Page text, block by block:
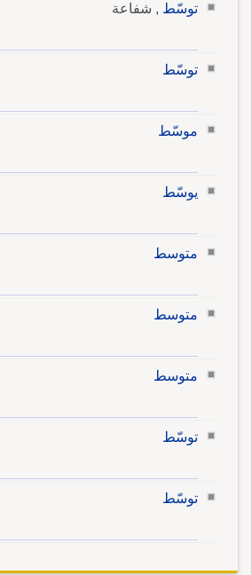
توسّط , شفاعة
توسّط
موسّط
يوسّط
متوسط
متوسط
متوسط
توسّط
توسّط